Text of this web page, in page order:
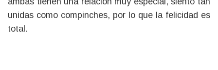
unidas como compinches, por lo que la felicidad es
total.